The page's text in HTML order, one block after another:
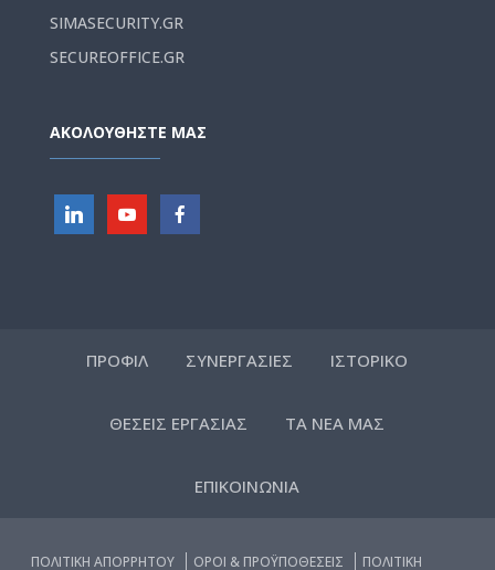
SIMASECURITY.GR
SECUREOFFICE.GR
ΑΚΟΛΟΥΘΗΣΤΕ ΜΑΣ
ΠΡΟΦΙΛ ΣΥΝΕΡΓΑΣΙΕΣ ΙΣΤΟΡΙΚΟ
ΘΕΣΕΙΣ ΕΡΓΑΣΙΑΣ ΤΑ ΝΕΑ ΜΑΣ
ΕΠΙΚΟΙΝΩΝΙΑ
ΠΟΛΙΤΙΚΗ ΑΠΟΡΡΗΤΟΥ ΟΡΟΙ & ΠΡΟΫΠΟΘΕΣΕΙΣ ΠΟΛΙΤΙΚΗ